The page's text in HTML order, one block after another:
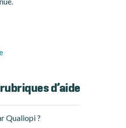
d’aide
Qualiopi ?